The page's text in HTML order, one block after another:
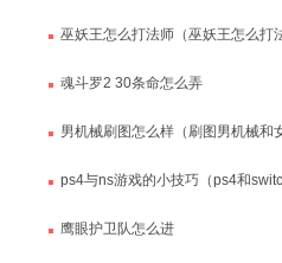
巫妖王怎么打法师（巫妖王怎么打
魂斗罗2 30条命怎么弄
男机械刷图怎么样（刷图男机械和
ps4与ns游戏的小技巧（ps4和
鹰眼护卫队怎么进